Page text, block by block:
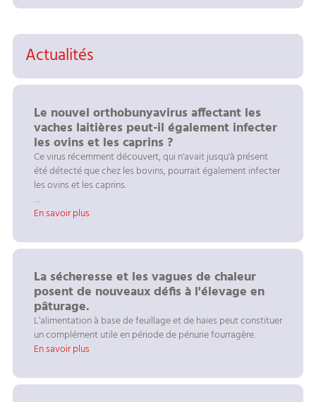
Actualités
Le nouvel orthobunyavirus affectant les
vaches laitières peut-il également infecter
les ovins et les caprins ?
Ce virus récemment découvert, qui n'avait jusqu'à présent
été détecté que chez les bovins, pourrait également infecter
les ovins et les caprins.
…
En savoir plus
La sécheresse et les vagues de chaleur
posent de nouveaux défis à l'élevage en
pâturage.
L’alimentation à base de feuillage et de haies peut constituer
un complément utile en période de pénurie fourragère.
En savoir plus